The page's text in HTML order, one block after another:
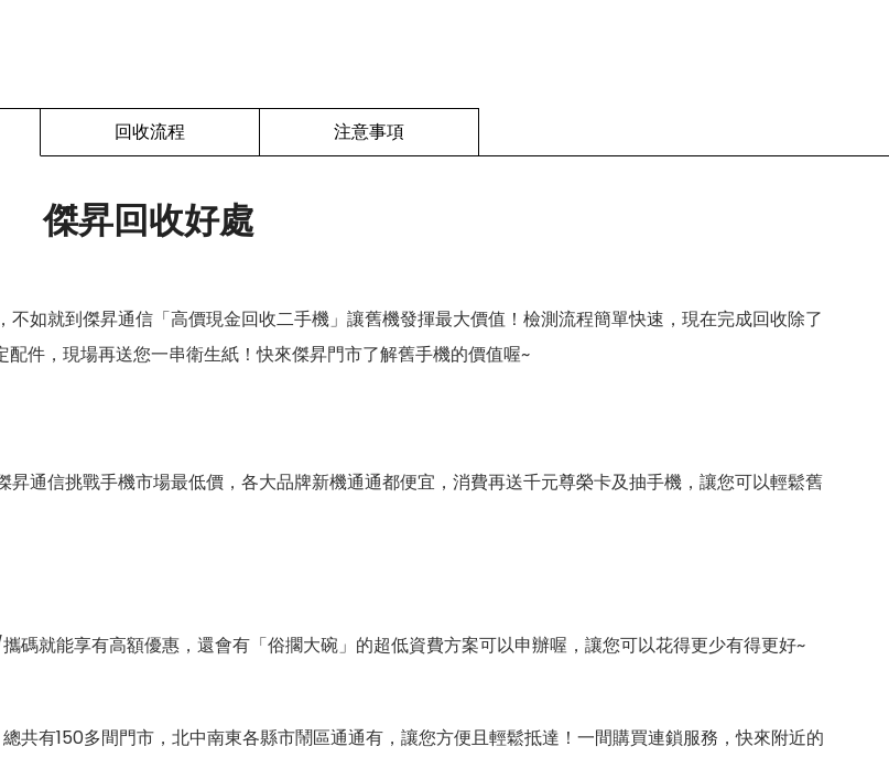
回收流程 注意事項
傑昇回收好處
如就到傑昇通信「高價現金回收二手機」讓舊機發揮最大價值！檢測流程簡單快速，現在完成回收除了
配件，現場再送您一串衛生紙！快來傑昇門市了解舊手機的價值喔~
通信挑戰手機市場最低價，各大品牌新機通通都便宜，消費再送千元尊榮卡及抽手機，讓您可以輕鬆舊
碼就能享有高額優惠，還會有「俗擱大碗」的超低資費方案可以申辦喔，讓您可以花得更少有得更好~
共有150多間門市，北中南東各縣市鬧區通通有，讓您方便且輕鬆抵達！一間購買連鎖服務，快來附近的